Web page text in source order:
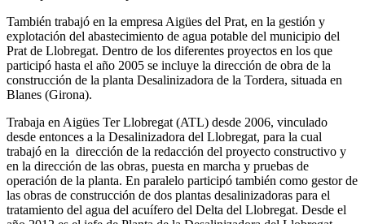
También trabajó en la empresa Aigües del Prat, en la gestión y
explotación del abastecimiento de agua potable del municipio del
Prat de Llobregat. Dentro de los diferentes proyectos en los que
participó hasta el año 2005 se incluye la dirección de obra de la
construcción de la planta Desalinizadora de la Tordera, situada en
Blanes (Girona).
Trabaja en Aigües Ter Llobregat (ATL) desde 2006, vinculado
desde entonces a la Desalinizadora del Llobregat, para la cual
trabajó en la dirección de la redacción del proyecto constructivo y
en la dirección de las obras, puesta en marcha y pruebas de
operación de la planta. En paralelo participó también como gestor de
las obras de construcción de dos plantas desalinizadoras para el
tratamiento del agua del acuífero del Delta del Llobregat. Desde el